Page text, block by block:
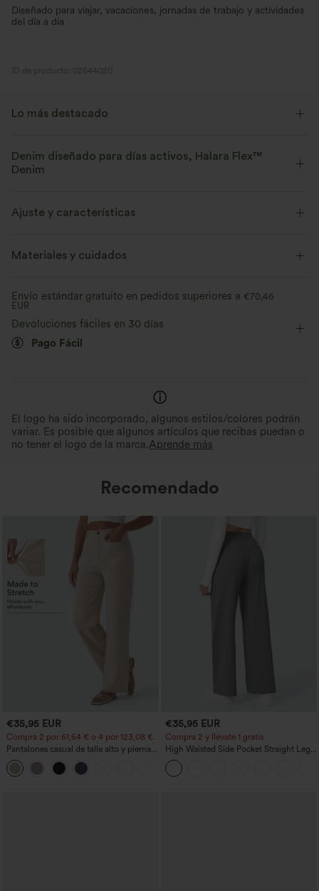
Diseñado para viajar, vacaciones, jornadas de trabajo y actividades
del día a día
ID de producto: 02644020
Lo más destacado
Estiramiento perfecto
elasticidad vertical, ofreciendo un ajuste
contigo.
Halara Flex™ Denim se
lavado, a diferencia de los
Denim diseñado para días activos, Halara Flex™
Denim
comodidad de la ropa deportiva. Halara Flex™ Denim te da la
elasticidad y suavidad con la que podrás moverte sin límites.
Elástico en cuatro direcciones
Cómodo como unos leggings
Ajuste y características
Corte holgado Con bolsillos
Cónicos
Materiales y cuidados
Envío estándar gratuito en pedidos superiores a €70,46
EUR
Devoluciones fáciles en 30 días
Pago Fácil
El logo ha sido incorporado, algunos estilos/colores podrán
variar. Es posible que algunos artículos que recibas puedan o
no tener el logo de la marca.Aprende más
Recomendado
€35,95 EUR
Compra 2 por 61,54 € o 4 por 123,08 €.
Pantalones casual de talle alto y pierna
recta con tacto de lino y bolsillos
€35,95 EUR
Compra 2 y llévate 1 gratis
High Waisted Side Pocket Straight Leg
Work Pants